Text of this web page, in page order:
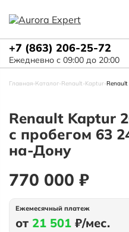
+7 (863) 206-25-72
Ежедневно с 09:00 до 20:00
Главная-Каталог-Renault-Kaptur-
Renault Kaptur
с пробегом 63
на-Дону
770 000 ₽
Ежемесячный платеж
от 21 501 ₽/мес.